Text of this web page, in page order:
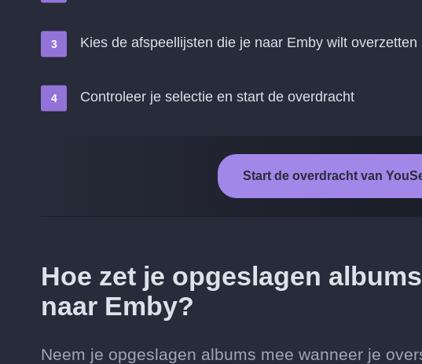
Kies de afspeellijsten die je naar Emby wilt overzetten
Controleer je selectie en start de overdracht
Start de overdracht van
Hoe zet je opgeslagen
naar Emby?
Neem je opgeslagen albums mee wanneer je